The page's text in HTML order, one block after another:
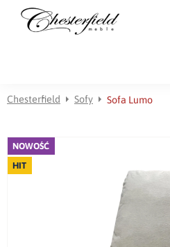
Chesterfield Sofy Sofa Lumo
NOWOŚĆ
HIT